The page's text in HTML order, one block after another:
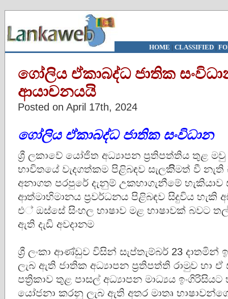
HOME | CLASSIFIED|
ගෝලිය ඒකාබද්ධ ජාතික
ආයාචනයයි
Posted on April 17th, 2024
ගෝලිය ඒකාබද්ධ ජාතික සංවිධාන
ශ්‍රී ලකාවේ යෝජිත අධ්‍යාපන ප්‍රතිපත්තිය තුළ මවු
භාවිතයේ වැදගත්කම පිළිබඳව සැලකිිමත් වී නැති
අනාගත පරපුරේ දැනුම් උකහාගැනීමේ හැකියාව
ආත්මාභිමානය ප්‍රවර්ධනය පිළිබඳව සිදුවිය හැකි
එ් ඔස්සේ සිංහල භාෂාව මළ භාෂාවක් බවට
ඇති දැඩි අවදානම
ශ්‍රී ලංකා ආණ්ඩුව විසින් සැප්තැම්බර් 23 දාතමින්
ලැබ ඇති ජාතික අධ්‍යාපන ප්‍රතිපත්ති රාමුව හා ඒ
පත්‍රිකාව තුළ පාසල් අධ්‍යාපන මාධ්‍යය ඉංගිරිසියට
යෝජනා කරනු ලැබ ඇති අතර මාතෘ